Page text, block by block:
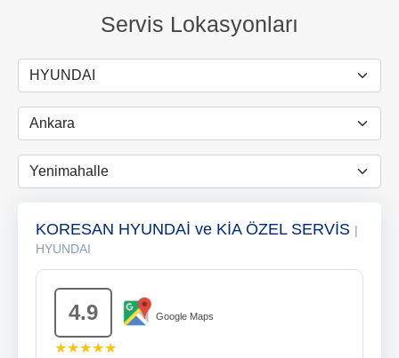
Servis Lokasyonları
KORESAN HYUNDAİ ve KİA ÖZEL SERVİS |
HYUNDAI
4.9 Google Maps
★★★★★